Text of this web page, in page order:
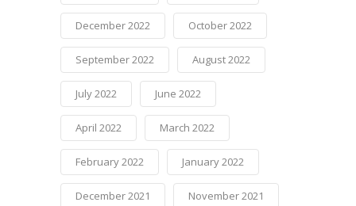
December 2022 October 2022
September 2022 August 2022
July 2022 June 2022
April 2022 March 2022
February 2022 January 2022
December 2021 November 2021